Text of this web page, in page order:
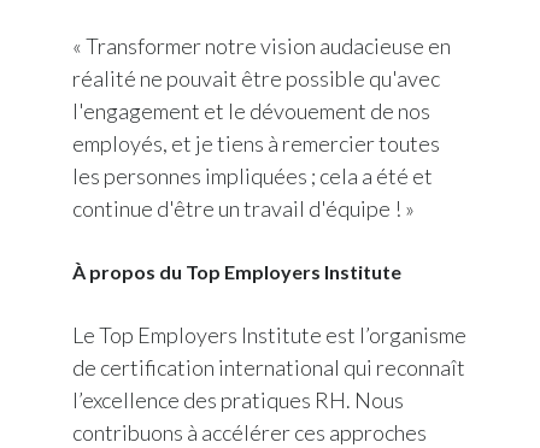
« Transformer notre vision audacieuse en
réalité ne pouvait être possible qu'avec
l'engagement et le dévouement de nos
employés, et je tiens à remercier toutes
les personnes impliquées ; cela a été et
continue d'être un travail d'équipe ! »
À propos du Top Employers Institute
Le Top Employers Institute est l’organisme
de certification international qui reconnaît
l’excellence des pratiques RH. Nous
contribuons à accélérer ces approches